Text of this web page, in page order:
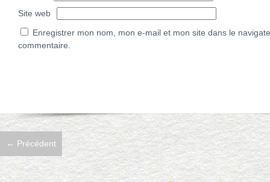
Site web
Enregistrer mon nom, mon e-mail et mon site dans le
commentaire.
← Précédent